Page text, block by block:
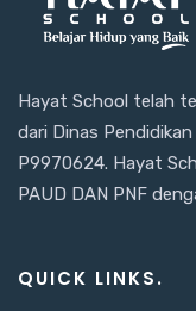
Hayat School telah
dari Dinas
P9970624. Hayat
PAUD DAN PNF
QUICK LINKS.